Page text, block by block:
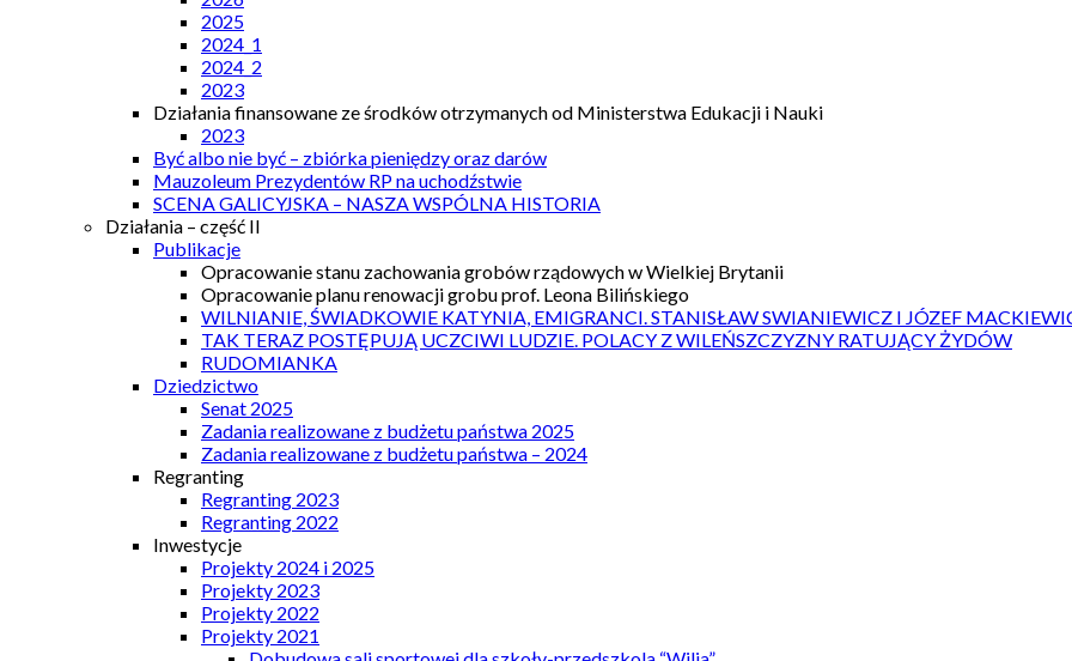
2025
2024_1
2024_2
2023
Działania finansowane ze środków otrzymanych od Ministerstwa Edukacji i Nauki
2023
Być albo nie być – zbiórka pieniędzy oraz darów
Mauzoleum Prezydentów RP na uchodźstwie
SCENA GALICYJSKA – NASZA WSPÓLNA HISTORIA
Działania – część II
Publikacje
Opracowanie stanu zachowania grobów rządowych w Wielkiej Brytanii
Opracowanie planu renowacji grobu prof. Leona Bilińskiego
WILNIANIE, ŚWIADKOWIE KATYNIA, EMIGRANCI. STANISŁAW SWIANIEWICZ I JÓZEF
TAK TERAZ POSTĘPUJĄ UCZCIWI LUDZIE. POLACY Z WILEŃSZCZYZNY RATUJĄCY ŻYDÓW
RUDOMIANKA
Dziedzictwo
Senat 2025
Zadania realizowane z budżetu państwa 2025
Zadania realizowane z budżetu państwa – 2024
Regranting
Regranting 2023
Regranting 2022
Inwestycje
Projekty 2024 i 2025
Projekty 2023
Projekty 2022
Projekty 2021